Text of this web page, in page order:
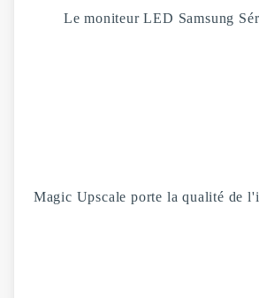
Le moniteur LED Samsung
Magic Upscale porte la qualité de